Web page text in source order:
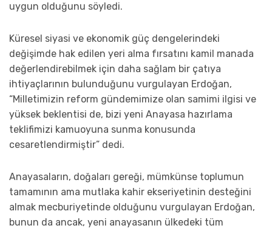
uygun olduğunu söyledi.
Küresel siyasi ve ekonomik güç dengelerindeki
değişimde hak edilen yeri alma fırsatını kamil manada
değerlendirebilmek için daha sağlam bir çatıya
ihtiyaçlarının bulunduğunu vurgulayan Erdoğan,
“Milletimizin reform gündemimize olan samimi ilgisi ve
yüksek beklentisi de, bizi yeni Anayasa hazırlama
teklifimizi kamuoyuna sunma konusunda
cesaretlendirmiştir” dedi.
Anayasaların, doğaları gereği, mümkünse toplumun
tamamının ama mutlaka kahir ekseriyetinin desteğini
almak mecburiyetinde olduğunu vurgulayan Erdoğan,
bunun da ancak, yeni anayasanın ülkedeki tüm